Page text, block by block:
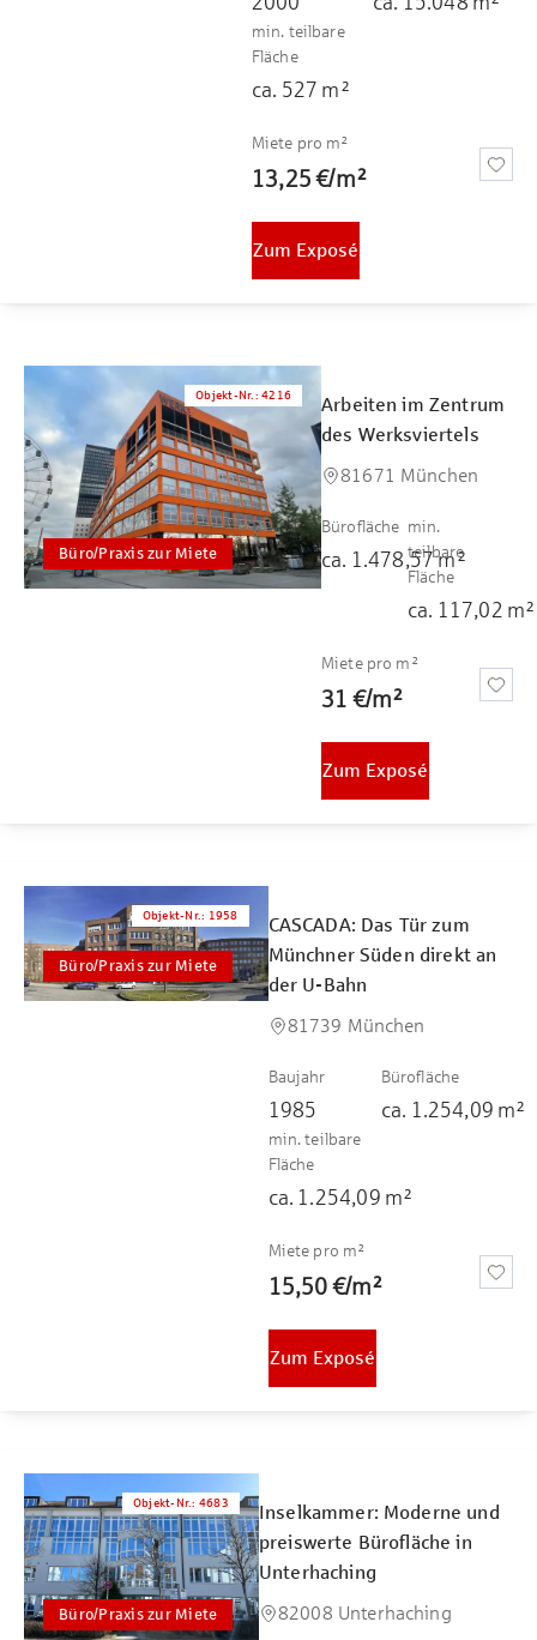
min. teilbare
Fläche
ca. 527 m²
Miete pro m²
13,25 €/m²
Zum Exposé
Büro/Praxis zur Miete
Objekt-Nr. :4216
Arbeiten im Zentrum
des Werksviertels
81671 München
Bürofläche
ca. 1.478,57m²
min.
teilbare
Fläche
ca. 117,02 m²
Miete pro m²
31 €/m²
Zum Exposé
Büro/Praxis zur Miete
Objekt-Nr.: 1958
CASCADA: Das Tür zum
Münchner Süden direkt an
der U-Bahn
81739 München
Baujahr
1985
Bürofläche
ca. 1.254,09 m²
min. teilbare
Fläche
ca. 1.254,09 m²
Miete pro m²
15,50 €/m²
Zum Exposé
Büro/Praxis zur Miete
Objekt-Nr.: 4683
Inselkammer: Moderne und
preiswerte Bürofläche in
Unterhaching
82008 Unterhaching